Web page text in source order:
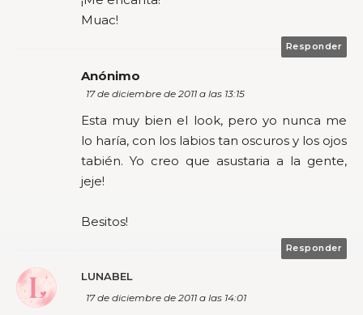
Muac!
Responder
Anónimo
17 de diciembre de 2011 a las 13:15
Esta muy bien el look, pero yo nunca me
lo haría, con los labios tan oscuros y los ojos
tabién. Yo creo que asustaria a la gente,
jeje!
Besitos!
Responder
LUNABEL
17 de diciembre de 2011 a las 14:01